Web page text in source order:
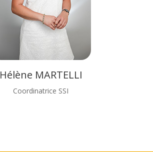
Hélène MARTELLI
Coordinatrice SSI